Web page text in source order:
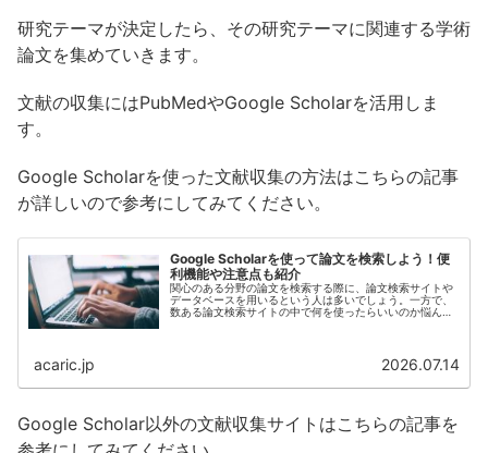
研究テーマが決定したら、その研究テーマに関連する学術
論文を集めていきます。
文献の収集にはPubMedやGoogle Scholarを活用しま
す。
Google Scholarを使った文献収集の方法はこちらの記事
が詳しいので参考にしてみてください。
Google Scholarを使って論文を検索しよう！便
利機能や注意点も紹介
関心のある分野の論文を検索する際に、論文検索サイトや
データベースを用いるという人は多いでしょう。一方で、
数ある論文検索サイトの中で何を使ったらいいのか悩んで
acaric.jp 2026.07.14
Google Scholar以外の文献収集サイトはこちらの記事を